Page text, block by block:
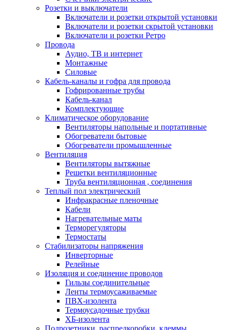
Розетки и выключатели
Включатели и розетки открытой установки
Включатели и розетки скрытой установки
Включатели и розетки Ретро
Провода
Аудио, ТВ и интернет
Монтажные
Силовые
Кабель-каналы и гофра для провода
Гофрированные трубы
Кабель-канал
Комплектующие
Климатическое оборудование
Вентиляторы напольные и портативные
Обогреватели бытовые
Обогреватели промышленные
Вентиляция
Вентиляторы вытяжные
Решетки вентиляционные
Труба вентиляционная , соединения
Теплый пол электрический
Инфракрасные пленочные
Кабели
Нагревательные маты
Терморегуляторы
Термостаты
Стабилизаторы напряжения
Инверторные
Релейные
Изоляция и соединение проводов
Гильзы соединительные
Ленты термоусаживаемые
ПВХ-изолента
Термоусадочные трубки
ХБ-изолента
Подрозетники, распредкоробки, клеммы